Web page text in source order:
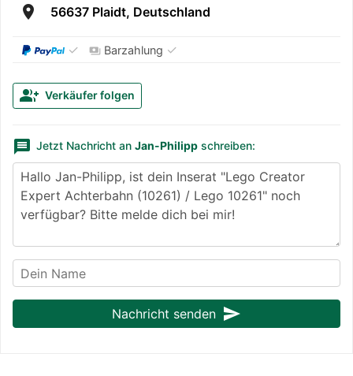
room 56637 Plaidt, Deutschland
✓ paymentsBarzahlung ✓
group_add Verkäufer folgen
message Jetzt Nachricht an Jan-Philipp schreiben:
Nachricht senden send